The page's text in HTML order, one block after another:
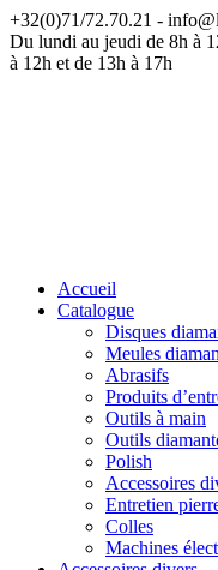
+32(0)71/72.70.21 -
Du lundi au jeudi de 8h à
à 12h et de 13h à 17h
Accueil
Catalogue
Disques
Meules
Abrasifs
Produits
Outils à main
Outils
Polish
Accessoires
Entretien
Colles
Machines
ATTENTION — Nos